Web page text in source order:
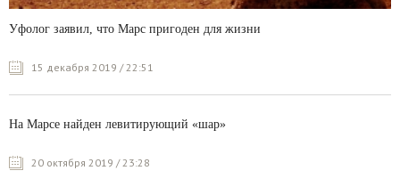
Уфолог заявил, что Марс пригоден для жизни
15 декабря 2019 / 22:51
На Марсе найден левитирующий «шар»
20 октября 2019 / 23:28